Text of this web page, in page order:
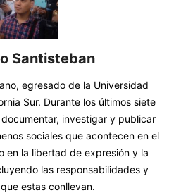
Santisteban
egresado de la Universidad
Sur. Durante los últimos siete
investigar y publicar
sociales que acontecen en el
en la libertad de expresión y la
las responsabilidades y
estas conllevan.